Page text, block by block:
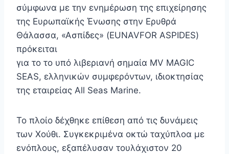
σύμφωνα με την ενημέρωση της επιχείρησης
της Ευρωπαϊκής Ένωσης στην Ερυθρά
Θάλασσα, «Ασπίδες» (EUNAVFOR ASPIDES)
πρόκειται
για το το υπό λιβεριανή σημαία MV MAGIC
SEAS, ελληνικών συμφερόντων, ιδιοκτησίας
της εταιρείας All Seas Marine.
Το πλοίο δέχθηκε επίθεση από τις δυνάμεις
των Χούθι. Συγκεκριμένα οκτώ ταχύπλοα με
ενόπλους, εξαπέλυσαν τουλάχιστον 20